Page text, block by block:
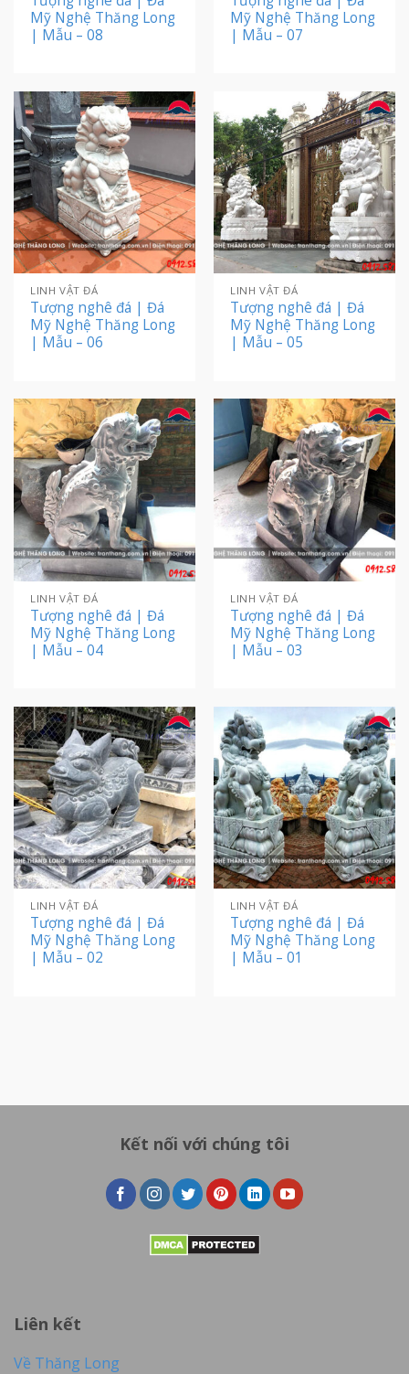
Mỹ Nghệ Thăng Long
| Mẫu – 08
Mỹ Nghệ Thăng Long
| Mẫu – 07
LINH VẬT ĐÁ
Tượng nghê đá | Đá
Mỹ Nghệ Thăng Long
| Mẫu – 06
LINH VẬT ĐÁ
Tượng nghê đá | Đá
Mỹ Nghệ Thăng Long
| Mẫu – 05
LINH VẬT ĐÁ
Tượng nghê đá | Đá
Mỹ Nghệ Thăng Long
| Mẫu – 04
LINH VẬT ĐÁ
Tượng nghê đá | Đá
Mỹ Nghệ Thăng Long
| Mẫu – 03
LINH VẬT ĐÁ
Tượng nghê đá | Đá
Mỹ Nghệ Thăng Long
| Mẫu – 02
LINH VẬT ĐÁ
Tượng nghê đá | Đá
Mỹ Nghệ Thăng Long
| Mẫu – 01
Kết nối với chúng tôi
Liên kết
Về Thăng Long